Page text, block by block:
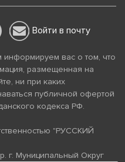
Войти в почту
информируем вас о том, что
размещенная на
ни при каких
публичной офертой
кодекса РФ.
"РУССКИЙ
г. Муниципальный Округ